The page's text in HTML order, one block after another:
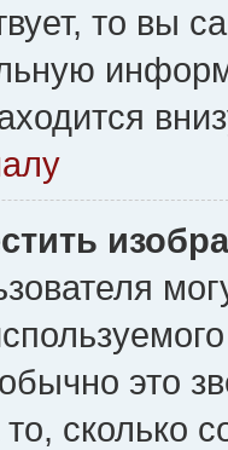
то вы
это
сколько